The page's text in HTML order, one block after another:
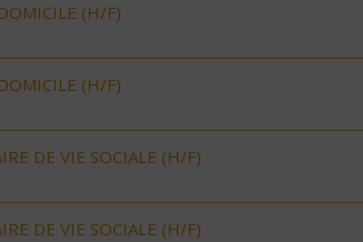
(H/F)
(H/F)
DE VIE SOCIALE (H/F)
DE VIE SOCIALE (H/F)